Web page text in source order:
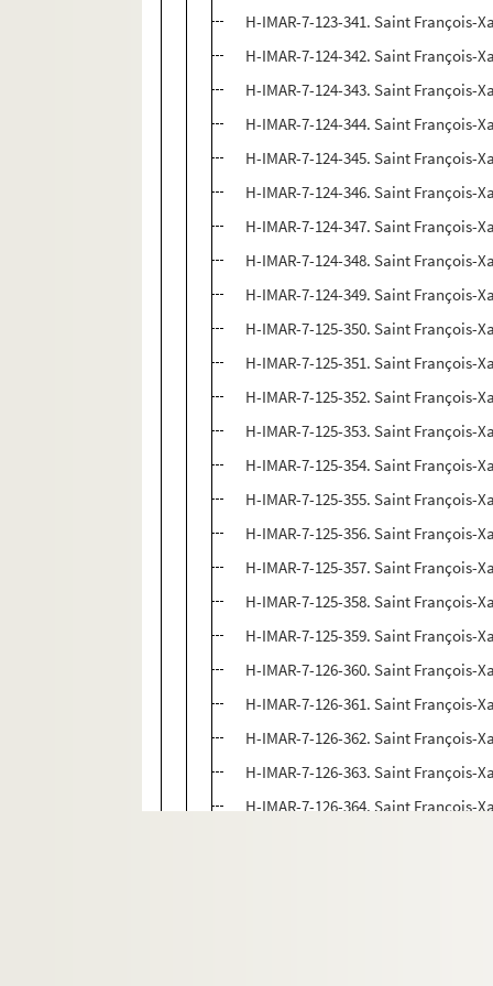
H-IMAR-7-123-341. Saint François-
H-IMAR-7-124-342. Saint François-
H-IMAR-7-124-343. Saint François-
H-IMAR-7-124-344. Saint François-
H-IMAR-7-124-345. Saint François-
H-IMAR-7-124-346. Saint François-
H-IMAR-7-124-347. Saint François-
H-IMAR-7-124-348. Saint François-
H-IMAR-7-124-349. Saint François-
H-IMAR-7-125-350. Saint François-
H-IMAR-7-125-351. Saint François-
H-IMAR-7-125-352. Saint François-
H-IMAR-7-125-353. Saint François-
H-IMAR-7-125-354. Saint François-
H-IMAR-7-125-355. Saint François-
H-IMAR-7-125-356. Saint François-
H-IMAR-7-125-357. Saint François-
H-IMAR-7-125-358. Saint François-
H-IMAR-7-125-359. Saint François-
H-IMAR-7-126-360. Saint François-
H-IMAR-7-126-361. Saint François-
H-IMAR-7-126-362. Saint François-
H-IMAR-7-126-363. Saint François-
H-IMAR-7-126-364. Saint François-